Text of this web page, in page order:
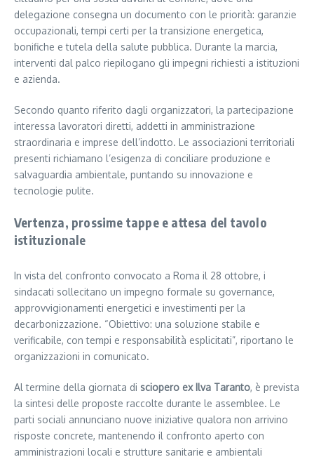
delegazione consegna un documento con le priorità: garanzie
occupazionali, tempi certi per la transizione energetica,
bonifiche e tutela della salute pubblica. Durante la marcia,
interventi dal palco riepilogano gli impegni richiesti a istituzioni
e azienda.
Secondo quanto riferito dagli organizzatori, la partecipazione
interessa lavoratori diretti, addetti in amministrazione
straordinaria e imprese dell’indotto. Le associazioni territoriali
presenti richiamano l’esigenza di conciliare produzione e
salvaguardia ambientale, puntando su innovazione e
tecnologie pulite.
Vertenza, prossime tappe e attesa del tavolo
istituzionale
In vista del confronto convocato a Roma il 28 ottobre, i
sindacati sollecitano un impegno formale su governance,
approvvigionamenti energetici e investimenti per la
decarbonizzazione. “Obiettivo: una soluzione stabile e
verificabile, con tempi e responsabilità esplicitati”, riportano le
organizzazioni in comunicato.
Al termine della giornata di sciopero ex Ilva Taranto, è prevista
la sintesi delle proposte raccolte durante le assemblee. Le
parti sociali annunciano nuove iniziative qualora non arrivino
risposte concrete, mantenendo il confronto aperto con
amministrazioni locali e strutture sanitarie e ambientali